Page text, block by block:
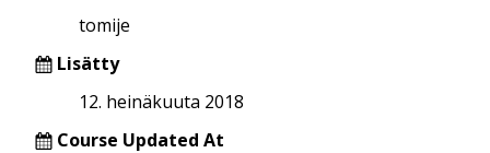
tomije
Lisätty
12. heinäkuuta 2018
Course Updated At